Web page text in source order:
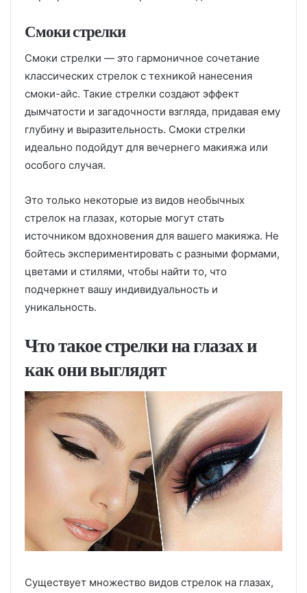
Смоки стрелки
Смоки стрелки — это гармоничное сочетание
классических стрелок с техникой нанесения
смоки-айс. Такие стрелки создают эффект
дымчатости и загадочности взгляда, придавая ему
глубину и выразительность. Смоки стрелки
идеально подойдут для вечернего макияжа или
особого случая.
Это только некоторые из видов необычных
стрелок на глазах, которые могут стать
источником вдохновения для вашего макияжа. Не
бойтесь экспериментировать с разными формами,
цветами и стилями, чтобы найти то, что
подчеркнет вашу индивидуальность и
уникальность.
Что такое стрелки на глазах и
как они выглядят
Существует множество видов стрелок на глазах,